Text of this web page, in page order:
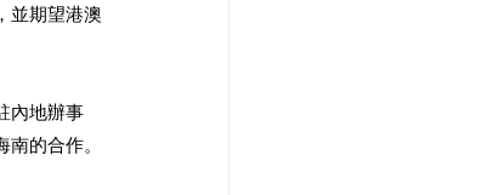
並期望港澳
內地辦事
的合作。